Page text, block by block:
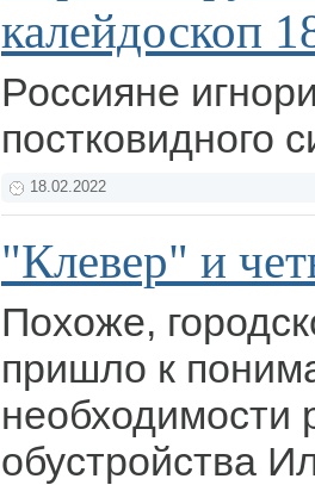
калейдоскоп
Россияне
постковидного
18.02.2022
"Клевер" и
Похоже,
пришло к
необходимости
обустройства